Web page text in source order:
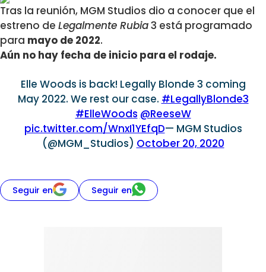
Tras la reunión, MGM Studios dio a conocer que el
estreno de Legalmente Rubia3 está programado
para mayo de 2022.
Aún no hay fecha de inicio para el rodaje.
Elle Woods is back! Legally Blonde 3 coming
May 2022. We rest our case. #LegallyBlonde3
#ElleWoods @ReeseW
pic.twitter.com/WnxI1YEfqD— MGM Studios
(@MGM_Studios) October 20, 2020
Seguir en Seguir en